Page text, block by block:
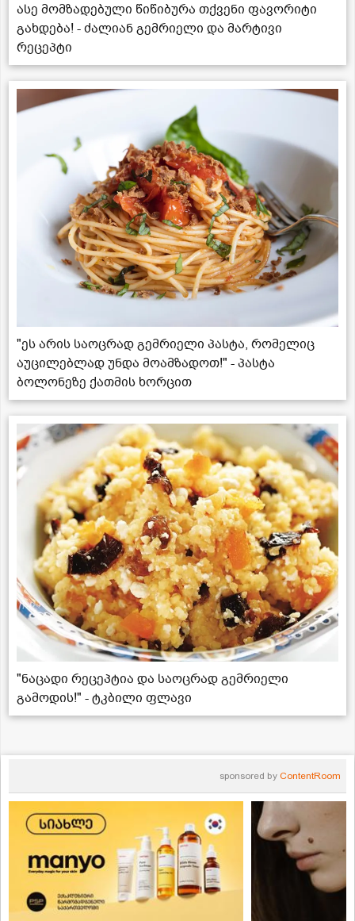
ასე მომზადებული წიწიბურა თქვენი ფავორიტი
გახდება! - ძალიან გემრიელი და მარტივი
რეცეპტი
"ეს არის საოცრად გემრიელი პასტა, რომელიც
აუცილებლად უნდა მოამზადოთ!" - პასტა
ბოლონეზე ქათმის ხორცით
"ნაცადი რეცეპტია და საოცრად გემრიელი
გამოდის!" - ტკბილი ფლავი
sponsored by ContentRoom